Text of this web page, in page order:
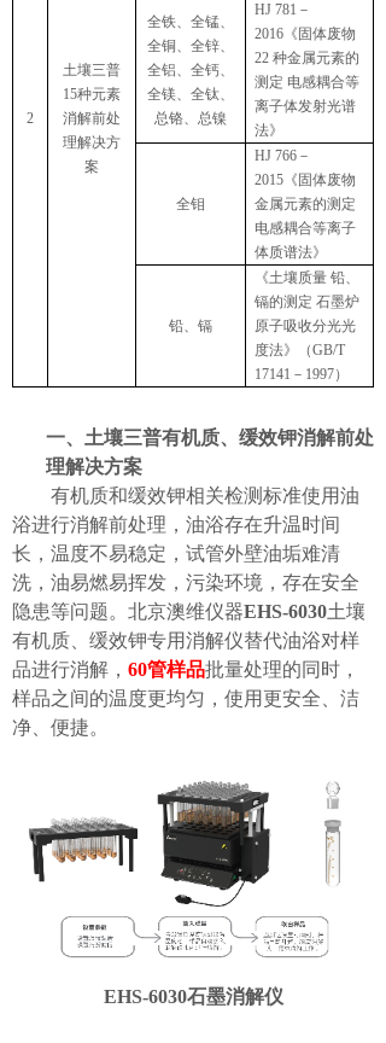
2
土壤三普
15种元素
消解前处
理解决方
案
全铁、全锰、
全铜、全锌、
全铝、全钙、
全镁、全钛、
总铬、总镍
HJ 781 －
2016 《固体废物
22 种金属元素的
测定 电感耦合等
离子体发射光谱
法》
全钼
HJ 766 －
2015 《固体废物
金属元素的测定
电感耦合等离子
体质谱法》
铅、镉
《土壤质量 铅、
镉的测定 石墨炉
原子吸收分光光
度法》（GB/T
17141 － 1997）
一、 土壤三普有机质、缓效钾消解前处
理解决方案
有机质和缓效钾相关检测标准使用油
浴进行消解前处理，油浴存在升温时间
长，温度不易稳定，试管外壁油垢难清
洗，油易燃易挥发，污染环境，存在安全
隐患等问题。北京澳维仪器EHS-6030土壤
有机质、缓效钾专用消解仪替代油浴对样
品进行消解， 60管样品批量处理的同时，
样品之间的温度更均匀，使用更安全、洁
净、便捷。
EHS-6030石墨消解仪